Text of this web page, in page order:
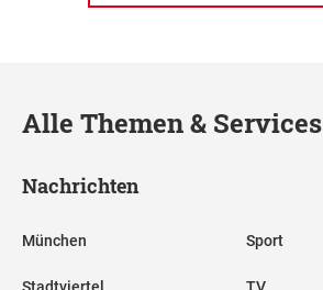
Alle Themen & Services
Nachrichten
München Sport